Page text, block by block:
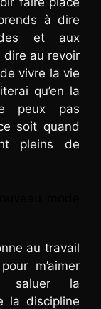
à dire
et aux
dire au revoir
vivre la vie
qu’en la
peux pas
soit quand
pleins de
au travail
m’aimer
à saluer la
la discipline